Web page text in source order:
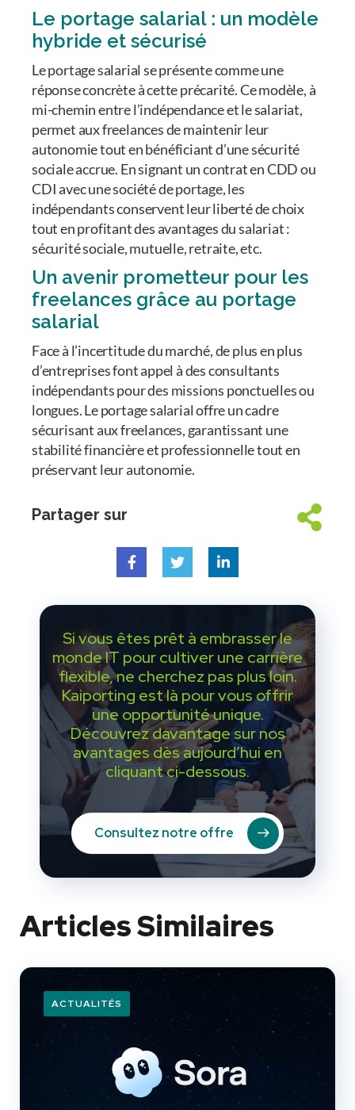
Le portage salarial : un modèle
hybride et sécurisé
Le portage salarial se présente comme une
réponse concrète à cette précarité. Ce modèle, à
mi-chemin entre l’indépendance et le salariat,
permet aux freelances de maintenir leur
autonomie tout en bénéficiant d’une sécurité
sociale accrue. En signant un contrat en CDD ou
CDI avec une société de portage, les
indépendants conservent leur liberté de choix
tout en profitant des avantages du salariat :
sécurité sociale, mutuelle, retraite, etc.
Un avenir prometteur pour les
freelances grâce au portage
salarial
Face à l’incertitude du marché, de plus en plus
d’entreprises font appel à des consultants
indépendants pour des missions ponctuelles ou
longues. Le portage salarial offre un cadre
sécurisant aux freelances, garantissant une
stabilité financière et professionnelle tout en
préservant leur autonomie.
Partager sur
Si vous êtes prêt à embrasser le
monde IT pour cultiver une carrière
flexible, ne cherchez pas plus loin.
Kaiporting est là pour vous offrir
une opportunité unique.
Découvrez davantage sur nos
avantages dès aujourd’hui en
cliquant ci-dessous.
Consultez notre offre
Articles Similaires
ACTUALITÉS